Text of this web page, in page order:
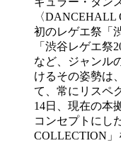
〈
初のレゲエ祭「
「渋谷レゲエ祭
など、ジャンル
けるその姿勢は
て、常にリスペ
14日、現在の本
コンセプトにし
COLLECTION」